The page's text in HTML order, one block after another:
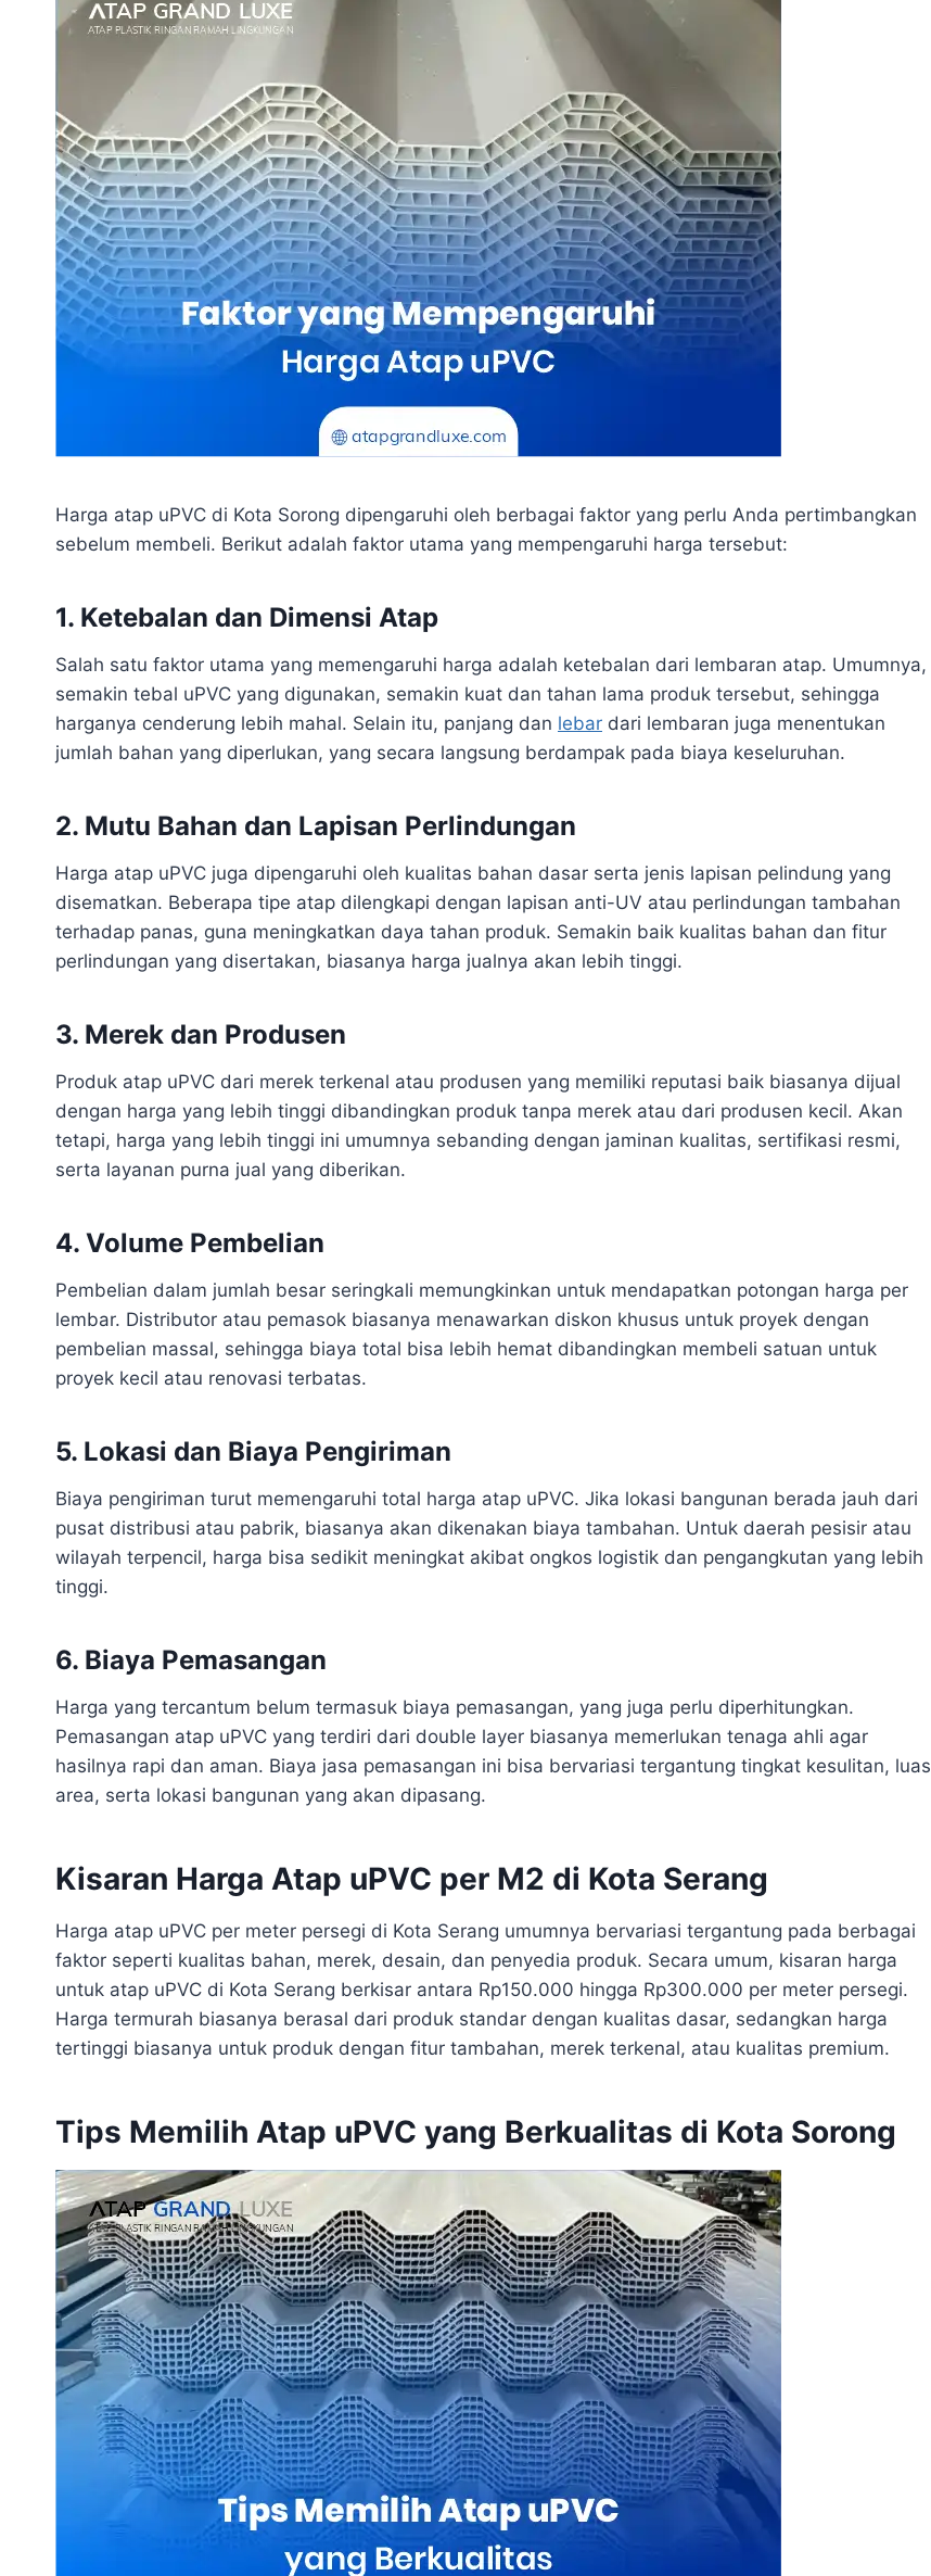
Harga atap uPVC di Kota Sorong dipengaruhi oleh berbagai faktor yang perlu Anda pertimbangkan
sebelum membeli. Berikut adalah faktor utama yang mempengaruhi harga tersebut:
1. Ketebalan dan Dimensi Atap
Salah satu faktor utama yang memengaruhi harga adalah ketebalan dari lembaran atap. Umumnya,
semakin tebal uPVC yang digunakan, semakin kuat dan tahan lama produk tersebut, sehingga
harganya cenderung lebih mahal. Selain itu, panjang dan lebar dari lembaran juga menentukan
jumlah bahan yang diperlukan, yang secara langsung berdampak pada biaya keseluruhan.
2. Mutu Bahan dan Lapisan Perlindungan
Harga atap uPVC juga dipengaruhi oleh kualitas bahan dasar serta jenis lapisan pelindung yang
disematkan. Beberapa tipe atap dilengkapi dengan lapisan anti-UV atau perlindungan tambahan
terhadap panas, guna meningkatkan daya tahan produk. Semakin baik kualitas bahan dan fitur
perlindungan yang disertakan, biasanya harga jualnya akan lebih tinggi.
3. Merek dan Produsen
Produk atap uPVC dari merek terkenal atau produsen yang memiliki reputasi baik biasanya dijual
dengan harga yang lebih tinggi dibandingkan produk tanpa merek atau dari produsen kecil. Akan
tetapi, harga yang lebih tinggi ini umumnya sebanding dengan jaminan kualitas, sertifikasi resmi,
serta layanan purna jual yang diberikan.
4. Volume Pembelian
Pembelian dalam jumlah besar seringkali memungkinkan untuk mendapatkan potongan harga per
lembar. Distributor atau pemasok biasanya menawarkan diskon khusus untuk proyek dengan
pembelian massal, sehingga biaya total bisa lebih hemat dibandingkan membeli satuan untuk
proyek kecil atau renovasi terbatas.
5. Lokasi dan Biaya Pengiriman
Biaya pengiriman turut memengaruhi total harga atap uPVC. Jika lokasi bangunan berada jauh dari
pusat distribusi atau pabrik, biasanya akan dikenakan biaya tambahan. Untuk daerah pesisir atau
wilayah terpencil, harga bisa sedikit meningkat akibat ongkos logistik dan pengangkutan yang lebih
tinggi.
6. Biaya Pemasangan
Harga yang tercantum belum termasuk biaya pemasangan, yang juga perlu diperhitungkan.
Pemasangan atap uPVC yang terdiri dari double layer biasanya memerlukan tenaga ahli agar
hasilnya rapi dan aman. Biaya jasa pemasangan ini bisa bervariasi tergantung tingkat kesulitan, luas
area, serta lokasi bangunan yang akan dipasang.
Kisaran Harga Atap uPVC per M2 di Kota Serang
Harga atap uPVC per meter persegi di Kota Serang umumnya bervariasi tergantung pada berbagai
faktor seperti kualitas bahan, merek, desain, dan penyedia produk. Secara umum, kisaran harga
untuk atap uPVC di Kota Serang berkisar antara Rp150.000 hingga Rp300.000 per meter persegi.
Harga termurah biasanya berasal dari produk standar dengan kualitas dasar, sedangkan harga
tertinggi biasanya untuk produk dengan fitur tambahan, merek terkenal, atau kualitas premium.
Tips Memilih Atap uPVC yang Berkualitas di Kota Sorong